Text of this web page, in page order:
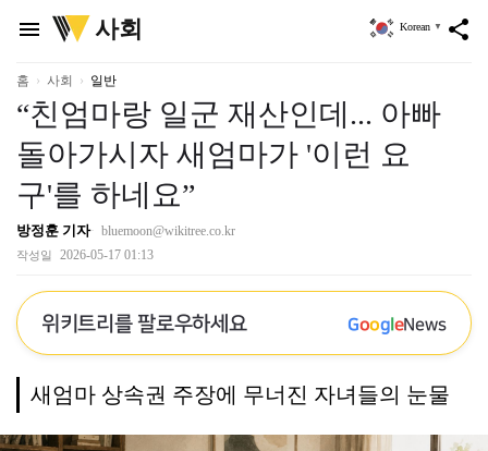
menu
위
키
리
사회 share
Korean ▼
홈 사회 일반
“친엄마랑 일군 재산인데... 아빠
돌아가시자 새엄마가 '이런 요
구'를 하네요”
방정훈 기자 bluemoon@wikitree.co.kr
작성일 2026-05-17 01:13
위키트리를 팔로우하세요 GoogleNews
새엄마 상속권 주장에 무너진 자녀들의 눈물